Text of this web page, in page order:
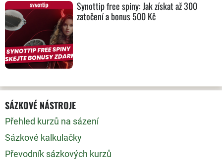
Synottip free spiny: Jak získat až 300
zatočení a bonus 500 Kč
SÁZKOVÉ NÁSTROJE
Přehled kurzů na sázení
Sázkové kalkulačky
Převodník sázkových kurzů